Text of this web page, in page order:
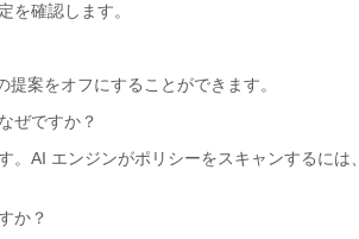
を確認します。
案をオフにすることができます。
ぜですか？
AI エンジンがポリシーをスキャンするには、
か？